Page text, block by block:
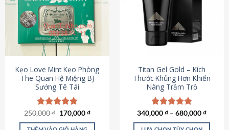
tùy
chọn
có
chọn
trên
trang
sản
phẩm
Kẹo Love Mint Kẹo Phòng
The Quan Hệ Miệng BJ
Sướng Tê Tái
Được xếp
hạng5.00
250,000₫ Giá
là:
170,000₫Giá
tại
Titan Gel Gold – Kích
Thước Khủng Hơn Khiến
Nàng Trầm Trồ
Được xếp
hạng4.79
340,000₫ – 680,000₫